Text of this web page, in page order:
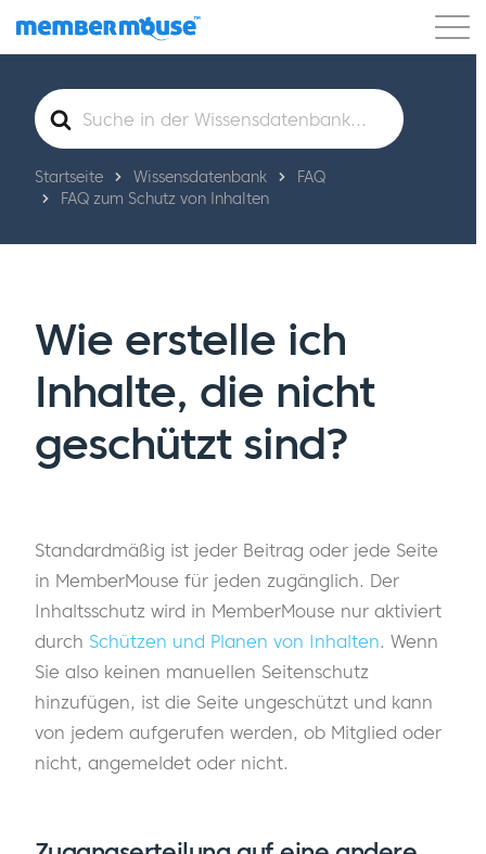
Eigenschaften Kunden Preisgestaltung
Los geht's
Suche
nach
Startseite Wissensdatenbank
FAQ
FAQ zum Schutz von Inhalten
Wie erstelle ich
Inhalte, die nicht
geschützt sind?
Standardmäßig ist jeder Beitrag oder jede Seite
in MemberMouse für jeden zugänglich. Der
Inhaltsschutz wird in MemberMouse nur aktiviert
durch Schützen und Planen von Inhalten. Wenn
Sie also keinen manuellen Seitenschutz
hinzufügen, ist die Seite ungeschützt und kann
von jedem aufgerufen werden, ob Mitglied oder
nicht, angemeldet oder nicht.